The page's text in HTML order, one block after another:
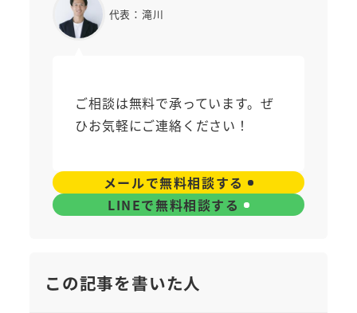
代表：滝川
ご相談は無料で承っています。ぜ
ひお気軽にご連絡ください！
メールで無料相談する
LINEで無料相談する
この記事を書いた人